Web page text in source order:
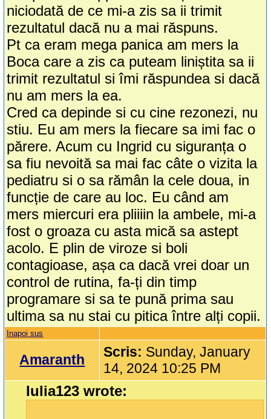
niciodată de ce mi-a zis sa ii trimit
rezultatul dacă nu a mai răspuns.
Pt ca eram mega panica am mers la
Boca care a zis ca puteam liniștita sa ii
trimit rezultatul si îmi răspundea si dacă
nu am mers la ea.
Cred ca depinde si cu cine rezonezi, nu
stiu. Eu am mers la fiecare sa imi fac o
părere. Acum cu Ingrid cu siguranța o
sa fiu nevoită sa mai fac câte o vizita la
pediatru si o sa rămân la cele doua, in
funcție de care au loc. Eu când am
mers miercuri era pliiiin la ambele, mi-a
fost o groaza cu asta mică sa astept
acolo. E plin de viroze si boli
contagioase, așa ca dacă vrei doar un
control de rutina, fa-ți din timp
programare si sa te pună prima sau
ultima sa nu stai cu pitica între alți copii.
Inapoi sus
Amaranth Scris: Sunday, January
14, 2024 10:25 PM
Iulia123 wrote: